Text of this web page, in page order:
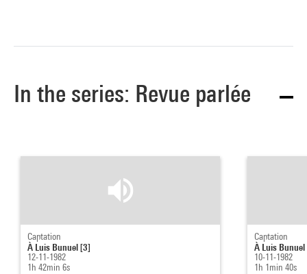
In the series: Revue parlée
Captation
À Luis Bunuel [3]
12-11-1982
1h 42min 6s
Captation
À Luis
10-11-1982
1h 1min 40s